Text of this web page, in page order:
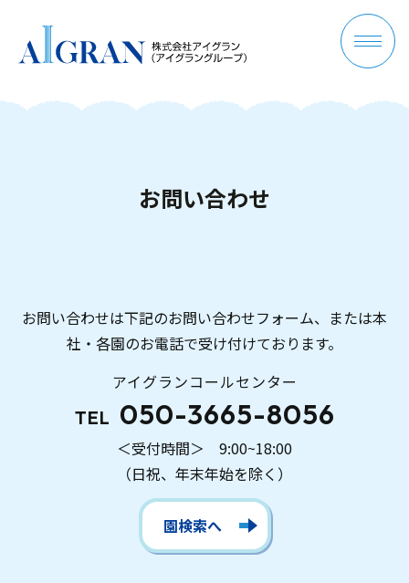
お問い合わせ
お問い合わせは下記のお問い合わせフォーム、または本
社・各園のお電話で受け付けております。
アイグランコールセンター
TEL 050-3665-8056
＜受付時間＞ 9:00~18:00
（日祝、年末年始を除く）
園検索へ